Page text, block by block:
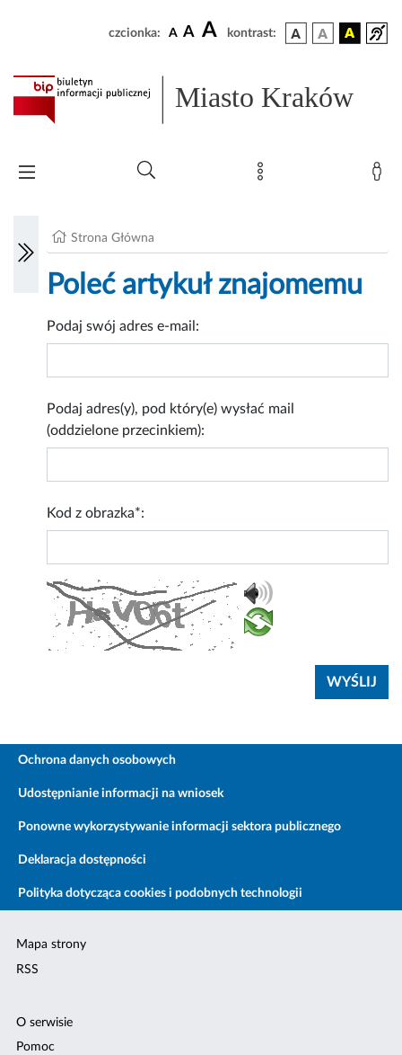
czcionka: A A A kontrast:
Miasto Kraków
Strona Główna
Poleć artykuł znajomemu
Podaj swój adres e-mail:
Podaj adres(y), pod który(e) wysłać mail
(oddzielone przecinkiem):
Kod z obrazka*:
Ochrona danych osobowych
Udostępnianie informacji na wniosek
Ponowne wykorzystywanie informacji sektora publicznego
Deklaracja dostępności
Polityka dotycząca cookies i podobnych technologii
Mapa strony
RSS
O serwisie
Pomoc